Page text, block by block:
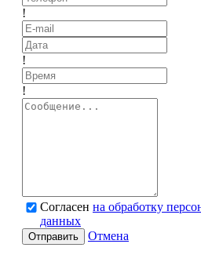
!
!
!
Согласен на обработку
данных
Отправить Отмена